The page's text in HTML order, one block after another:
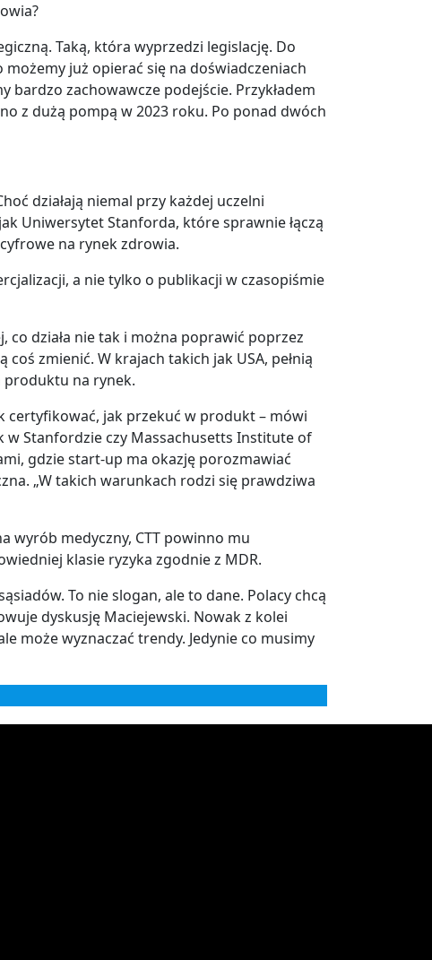
Taką, która wyprzedzi legislację. Do
już opierać się na doświadczeniach
bardzo zachowawcze podejście. Przykładem
z dużą pompą w 2023 roku. Po ponad dwóch
działają niemal przy każdej uczelni
Uniwersytet Stanforda, które sprawnie łączą
na rynek zdrowia.
a nie tylko o publikacji w czasopiśmie
działa nie tak i można poprawić poprzez
zmienić. W krajach takich jak USA, pełnią
produktu na rynek.
certyfikować, jak przekuć w produkt – mówi
w Stanfordzie czy Massachusetts Institute of
gdzie start-up ma okazję porozmawiać
„W takich warunkach rodzi się prawdziwa
wyrób medyczny, CTT powinno mu
klasie ryzyka zgodnie z MDR.
To nie slogan, ale to dane. Polacy chcą
dyskusję Maciejewski. Nowak z kolei
może wyznaczać trendy. Jedynie co musimy